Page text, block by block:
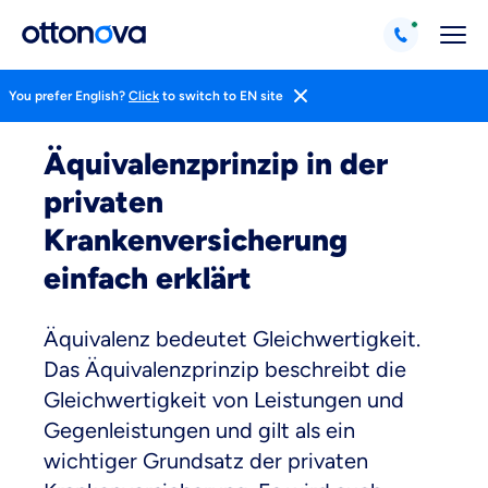
You prefer English? Click to switch to EN site
Pkv Erklärt
Äquivalenzprinzip in der
privaten
Krankenversicherung
einfach erklärt
Äquivalenz bedeutet Gleichwertigkeit.
Das Äquivalenzprinzip beschreibt die
Gleichwertigkeit von Leistungen und
Gegenleistungen und gilt als ein
wichtiger Grundsatz der privaten